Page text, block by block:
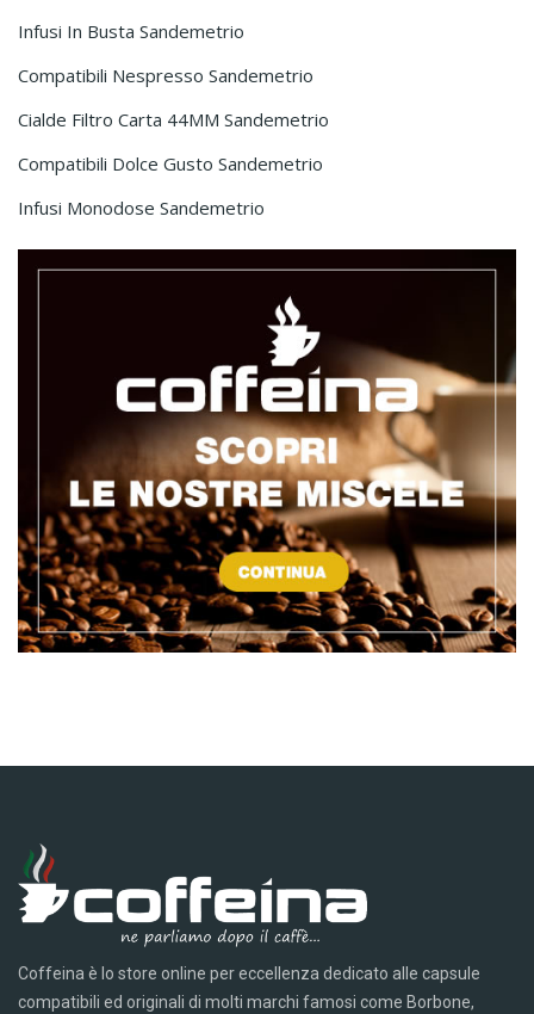
Infusi In Busta Sandemetrio
Compatibili Nespresso Sandemetrio
Cialde Filtro Carta 44MM Sandemetrio
Compatibili Dolce Gusto Sandemetrio
Infusi Monodose Sandemetrio
Coffeina è lo store online per eccellenza dedicato alle capsule
compatibili ed originali di molti marchi famosi come Borbone,